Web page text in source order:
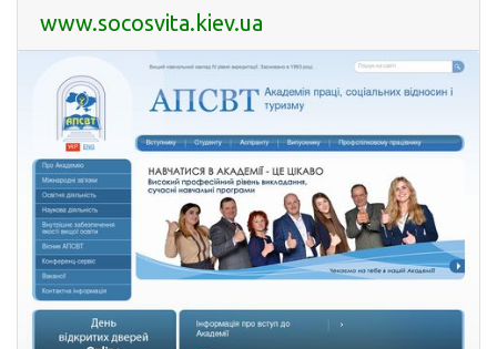
www.socosvita.kiev.ua